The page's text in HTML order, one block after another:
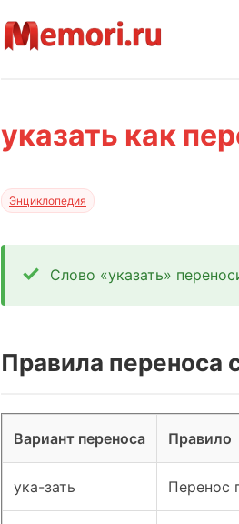
указать как
Энциклопедия
Слово «указать»
Правила переноса
Вариант переноса Правило
ука-зать Перенос